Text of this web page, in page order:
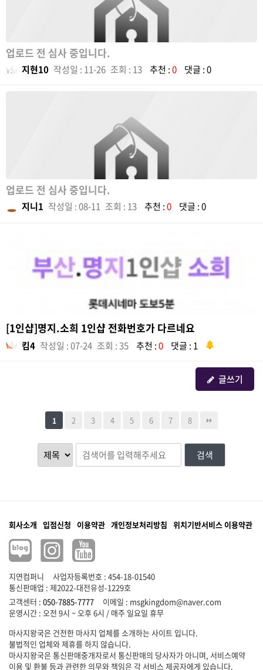
업로드 전 심사 중입니다.
지현10 작성일 : 11-26 조회 : 13 추천 :0 댓글 : 0
업로드 전 심사 중입니다.
지니1 작성일 : 08-11 조회 : 13 추천 :0 댓글 : 0
[1인샵]명지.소희 1인샵 전화번호가 다르네요
킴4 작성일 : 07-24 조회 : 35 추천 :0 댓글 : 1
글쓰기
1 2 3 4 5 6 7 8
검색
회사소개 입점신청 이용약관 개인정보처리방침 위치기반서비스 이용약관
지연컴퍼니
사업자등록번호 : 454-18-01540
통신판매업 : 제2022-대전유성-1229호
고객센터 : 050-7885-7777 이메일 : msgkingdom@naver.com
마사지왕국은 건전한 마사지 업체를 소개하는 사이트 입니다.
불법적인 업체와 제휴를 하지 않습니다.
마사지왕국은 통신판매중개자로서 통신판매의 당사자가 아니며, 서비스예약
이용 및 환불 등과 관련한 의무와 책임은 각 서비스 제공자에게 있습니다.